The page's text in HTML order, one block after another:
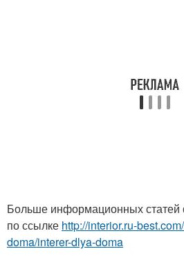
Больше информационных статей
по ссылке http://interior.ru-
doma/interer-dlya-doma